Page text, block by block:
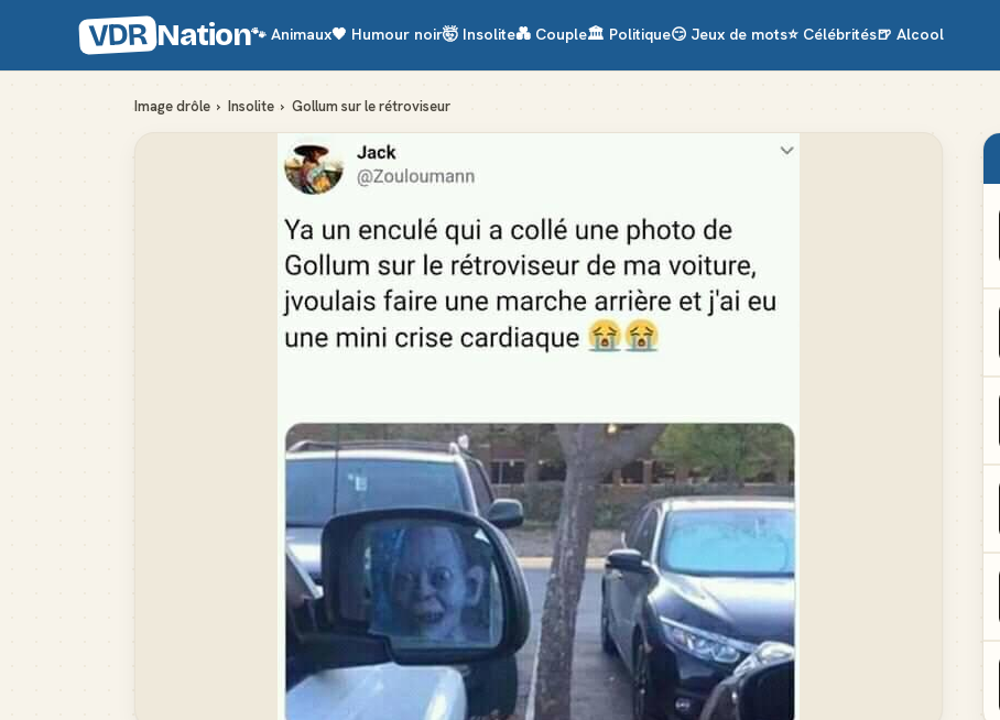
VDR Nation🐾 Animaux🖤 Humour noir🤯 Insolite💑 Couple🏛️ Politique😏 Jeux de mots⭐ Célébrités🍺 Alcool
Image drôle › Insolite › Gollum sur le rétroviseur